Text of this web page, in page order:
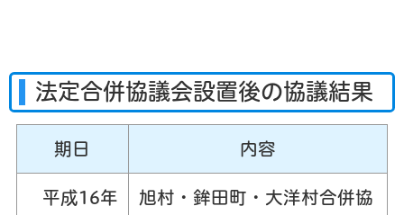
法定合併協議会設置後の協議結果
期日 内容
平成16年
旭村・鉾田町・大洋村合併協